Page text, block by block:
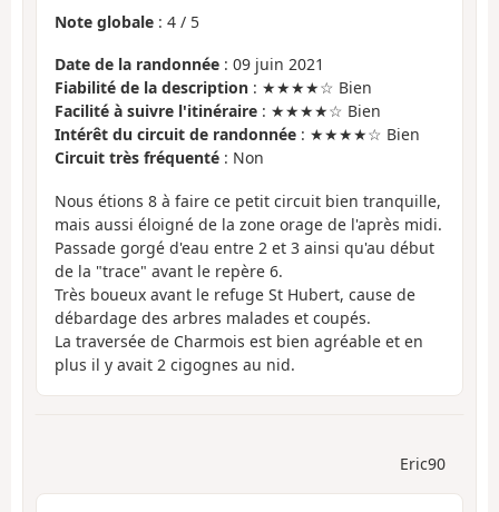
Note globale : 4 / 5
Date de la randonnée : 09 juin 2021
Fiabilité de la description : ★★★★☆ Bien
Facilité à suivre l'itinéraire : ★★★★☆ Bien
Intérêt du circuit de randonnée : ★★★★☆ Bien
Circuit très fréquenté : Non
Nous étions 8 à faire ce petit circuit bien tranquille,
mais aussi éloigné de la zone orage de l'après midi.
Passade gorgé d'eau entre 2 et 3 ainsi qu'au début
de la "trace" avant le repère 6.
Très boueux avant le refuge St Hubert, cause de
débardage des arbres malades et coupés.
La traversée de Charmois est bien agréable et en
plus il y avait 2 cigognes au nid.
Eric90